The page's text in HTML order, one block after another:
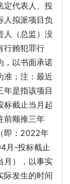
定代表人、投
人拟派项目负
人（总监）没
行贿犯罪行
，以书面承诺
准；注：最近
年是指该项目
标截止当月起
前顺推三年
（即：2022年
月-投标截止
月），以事实
际发生的时间